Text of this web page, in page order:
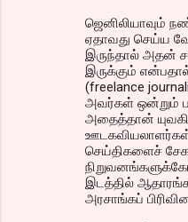
ஜெனிலியாவும்
ஏதாவது செய்ய
இருந்தால் அதன்
இருக்கும்
(freelance
அவர்கள் ஒன்றும்
அதைத்தான்
செய்திகளைச்
இடத்தில்
அரசாங்கப்